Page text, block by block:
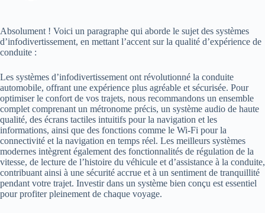
Absolument ! Voici un paragraphe qui aborde le sujet des systèmes
d’infodivertissement, en mettant l’accent sur la qualité d’expérience de
conduite :
Les systèmes d’infodivertissement ont révolutionné la conduite
automobile, offrant une expérience plus agréable et sécurisée. Pour
optimiser le confort de vos trajets, nous recommandons un ensemble
complet comprenant un métronome précis, un système audio de haute
qualité, des écrans tactiles intuitifs pour la navigation et les
informations, ainsi que des fonctions comme le Wi-Fi pour la
connectivité et la navigation en temps réel. Les meilleurs systèmes
modernes intègrent également des fonctionnalités de régulation de la
vitesse, de lecture de l’histoire du véhicule et d’assistance à la conduite,
contribuant ainsi à une sécurité accrue et à un sentiment de tranquillité
pendant votre trajet. Investir dans un système bien conçu est essentiel
pour profiter pleinement de chaque voyage.